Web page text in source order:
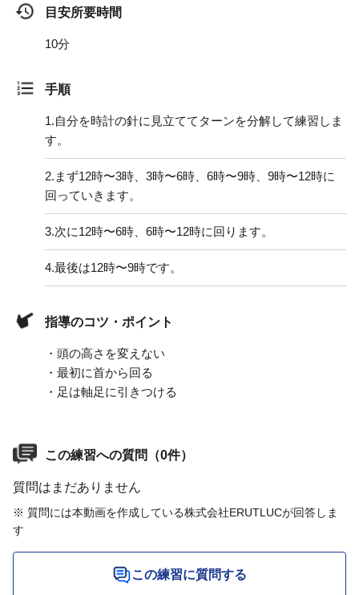
目安所要時間
10分
手順
1.自分を時計の針に見立ててターンを分解して練習しま
す。
2. まず12時〜3時、3時〜6時、6時〜9時、9時〜12時に
回っていきます。
3.次に12時〜6時、6時〜12時に回ります。
4.最後は12時〜9時です。
指導のコツ・ポイント
・頭の高さを変えない
・最初に首から回る
・足は軸足に引きつける
この練習への質問（0件）
質問はまだありません
※ 質問には本動画を作成している株式会社ERUTLUCが回答しま
す
この練習に質問する